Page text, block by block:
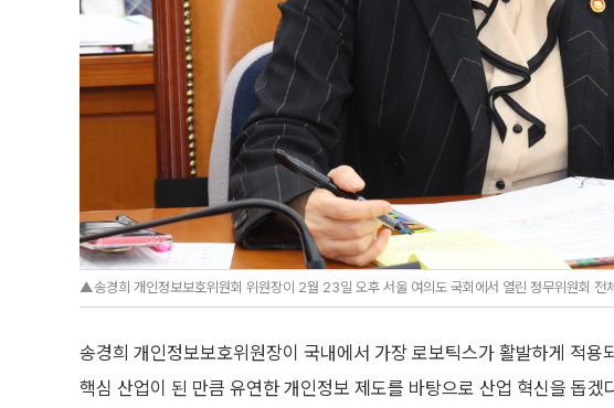
▲송경희 개인정보보호위원회 위원장이 2월 23일 오후 서울 여의도 국회에서 열린 정무위원회 전
송경희 개인정보보호위원장이 국내에서 가장 로보틱스가 활발하게 적용
핵심 산업이 된 만큼 유연한 개인정보 제도를 바탕으로 산업 혁신을 돕겠